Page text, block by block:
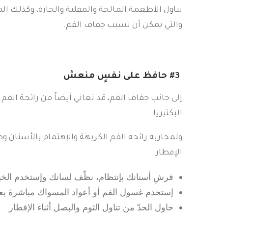
تناول الأطعمة المالحة والمقلية والحارة، وكذلك
والتي يمكن أن تسبب جفاف الفم.
حافظ على نفسٍ منعش
إلى جانب جفاف الفم، قد تعاني أيضاً من رائحة
البكتيريا.
ولمحاربة رائحة الفم الكريهة والإهتمام
الإفطار:
فرشِ أسنانك بإنتظام، نظّف لسانك وإستخدم
إستخدم غسول الفم أو أعواد المسواك مباشرةَ
حاول الحدّ من تناول الثوم والبصل أثناء الإفطار